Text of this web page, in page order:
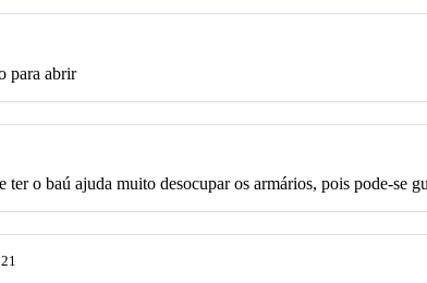
para abrir
o baú ajuda muito desocupar os armários, pois pode-se